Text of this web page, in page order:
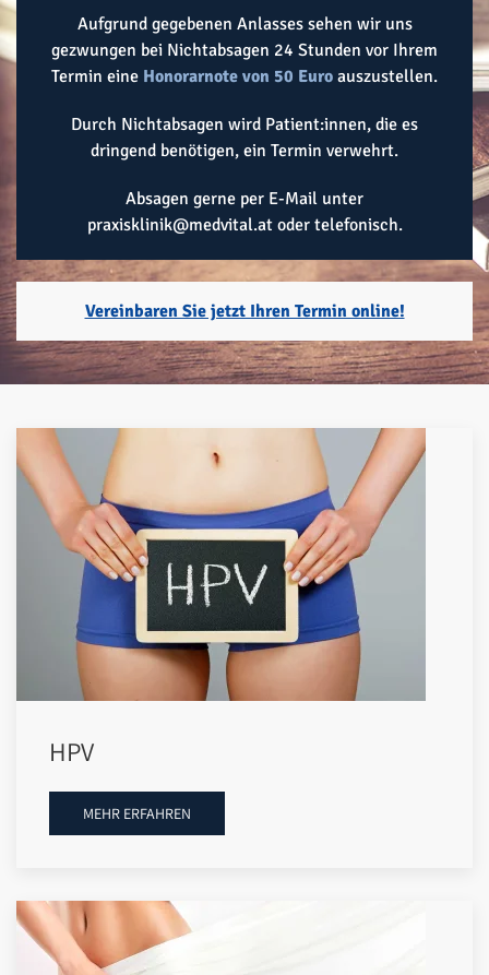
Aufgrund gegebenen Anlasses sehen wir uns
gezwungen bei Nichtabsagen 24 Stunden vor Ihrem
Termin eine Honorarnote von 50 Euro auszustellen.
Durch Nichtabsagen wird Patient:innen, die es
dringend benötigen, ein Termin verwehrt.
Absagen gerne per E-Mail unter
praxisklinik@medvital.atoder telefonisch.
Vereinbaren Sie jetzt Ihren Termin online!
HPV
MEHR ERFAHREN